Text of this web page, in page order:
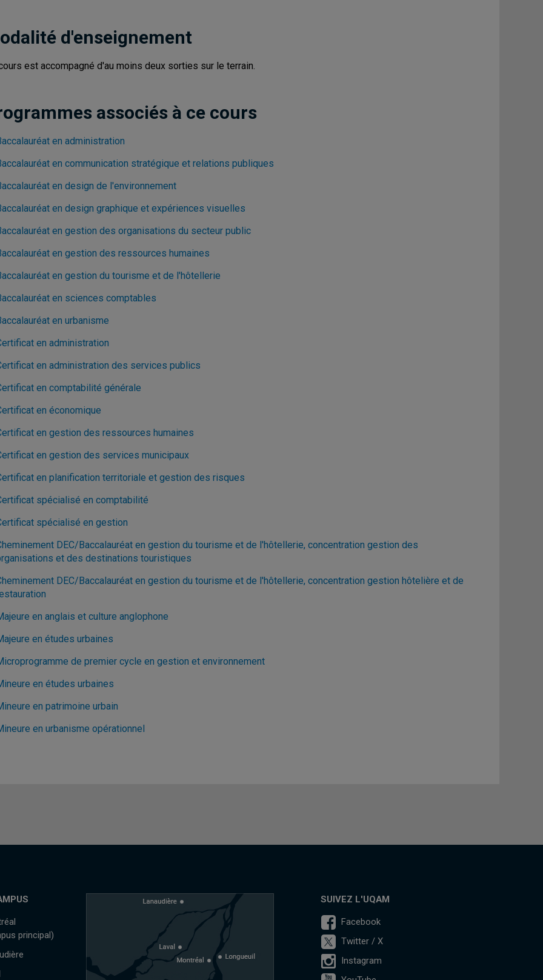
d'enseignement
est accompagné d'au moins deux sorties sur le terrain.
associés à ce cours
en administration
en communication stratégique et relations publiques
en design de l'environnement
en design graphique et expériences visuelles
en gestion des organisations du secteur public
en gestion des ressources humaines
en gestion du tourisme et de l'hôtellerie
en sciences comptables
en urbanisme
en administration
en administration des services publics
en comptabilité générale
en économique
en gestion des ressources humaines
en gestion des services municipaux
en planification territoriale et gestion des risques
spécialisé en comptabilité
spécialisé en gestion
DEC/Baccalauréat en gestion du tourisme et de l'hôtellerie, concentration gestion des
et des destinations touristiques
DEC/Baccalauréat en gestion du tourisme et de l'hôtellerie, concentration gestion hôtelière et de
en anglais et culture anglophone
en études urbaines
de premier cycle en gestion et environnement
en études urbaines
en patrimoine urbain
en urbanisme opérationnel
principal)
SUIVEZ L'UQAM
Facebook
Twitter / X
Instagram